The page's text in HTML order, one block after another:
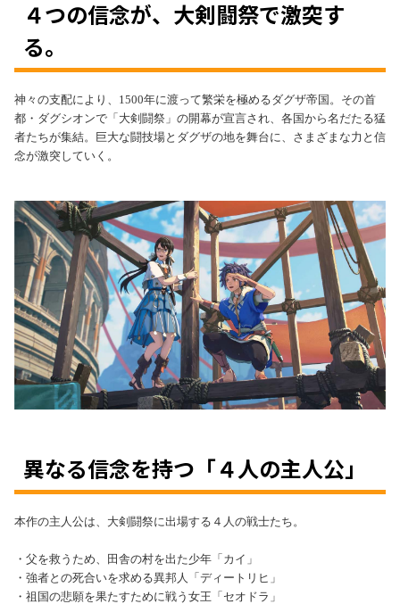
４つの信念が、大剣闘祭で激突す
る。
神々の支配により、1500年に渡って繁栄を極めるダグザ帝国。 その首
都・ダグシオンで「大剣闘祭」の開幕が宣言され、各国から名だたる猛
者たちが集結。
巨大な闘技場とダグザの地を舞台に、さまざまな力と信
念が激突していく。
異なる信念を持つ「４人の主人公」
本作の主人公は、大剣闘祭に出場する４人の戦士たち。
・父を救うため、田舎の村を出た少年「カイ」
・強者との死合いを求める異邦人「ディートリヒ」
・祖国の悲願を果たすために戦う女王「セオドラ」